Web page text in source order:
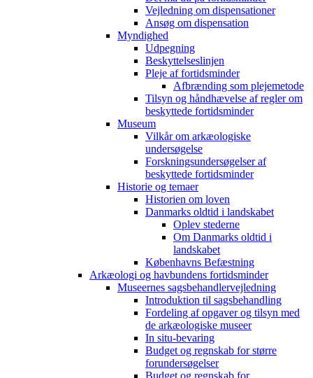
Vejledning om dispensationer
Ansøg om dispensation
Myndighed
Udpegning
Beskyttelseslinjen
Pleje af fortidsminder
Afbrænding som plejemetode
Tilsyn og håndhævelse af regler om
beskyttede fortidsminder
Museum
Vilkår om arkæologiske
undersøgelse
Forskningsundersøgelser af
beskyttede fortidsminder
Historie og temaer
Historien om loven
Danmarks oldtid i landskabet
Oplev stederne
Om Danmarks oldtid i
landskabet
Københavns Befæstning
Arkæologi og havbundens fortidsminder
Museernes sagsbehandlervejledning
Introduktion til sagsbehandling
Fordeling af opgaver og tilsyn med
de arkæologiske museer
In situ-bevaring
Budget og regnskab for større
forundersøgelser
Budget og regnskab for